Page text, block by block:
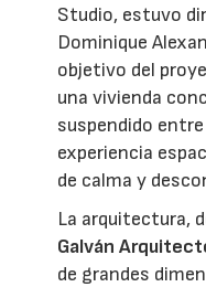
Studio, estuvo
Dominique
objetivo del
una vivienda
suspendido entre
experiencia
de calma y
La arquitectura,
Galván
de grandes